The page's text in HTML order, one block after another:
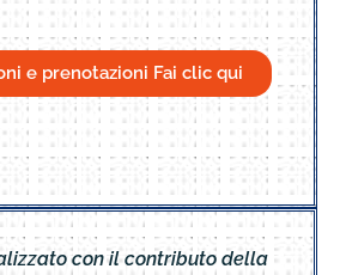
e prenotazioni Fai clic qui
con il contributo della